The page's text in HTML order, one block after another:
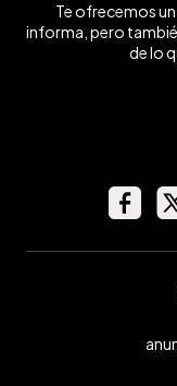
Te ofrecemos
informa, pero
de lo